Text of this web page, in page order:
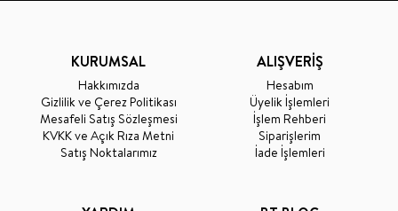
KURUMSAL
Hakkımızda
Gizlilik ve Çerez Politikası
Mesafeli Satış Sözleşmesi
KVKK ve Açık Rıza Metni
Satış Noktalarımız
ALIŞVERİŞ
Hesabım
Üyelik İşlemleri
İşlem Rehberi
Siparişlerim
İade İşlemleri